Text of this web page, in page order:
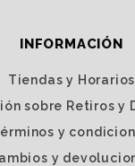
INFORMACIÓN
Tiendas y Horarios
sobre Retiros y
y
y